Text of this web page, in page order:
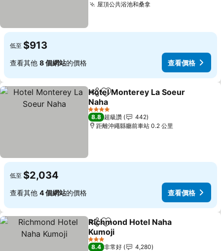
屋頂公共浴池和桑拿
低至 $913
查看其他 8 個網站的價格 查看價格
分享 加入我的最愛
Hotel Monterey La Soeur
Naha
4 星級
8.8 超級讚
442
距離沖繩縣廳前車站 0.2 公里
低至 $2,034
查看其他 4 個網站的價格 查看價格
分享 加入我的最愛
Richmond Hotel Naha
Kumoji
3 星級
8.4 非常好
4,280